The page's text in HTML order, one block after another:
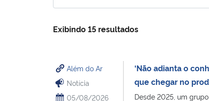
Exibindo 15 resultados
Além do Ar
Notícia
05/08/2026
‘Não adianta o
que chegar no
Desde 2025, um